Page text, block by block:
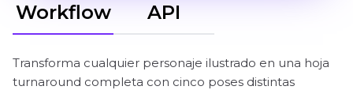
Workflow API
Transforma cualquier personaje ilustrado en una hoja
turnaround completa con cinco poses distintas